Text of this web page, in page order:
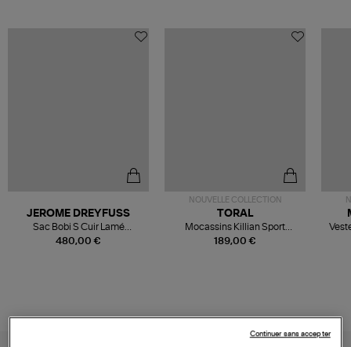
480,00 €
JEROME DREYFUSS
Sac Bobi S Cuir Lamé
Champagne
NOUVELLE COLLECTION
189,00 €
TORAL
Mocassins Killian Sport
Mousse
Continuer sans accepter